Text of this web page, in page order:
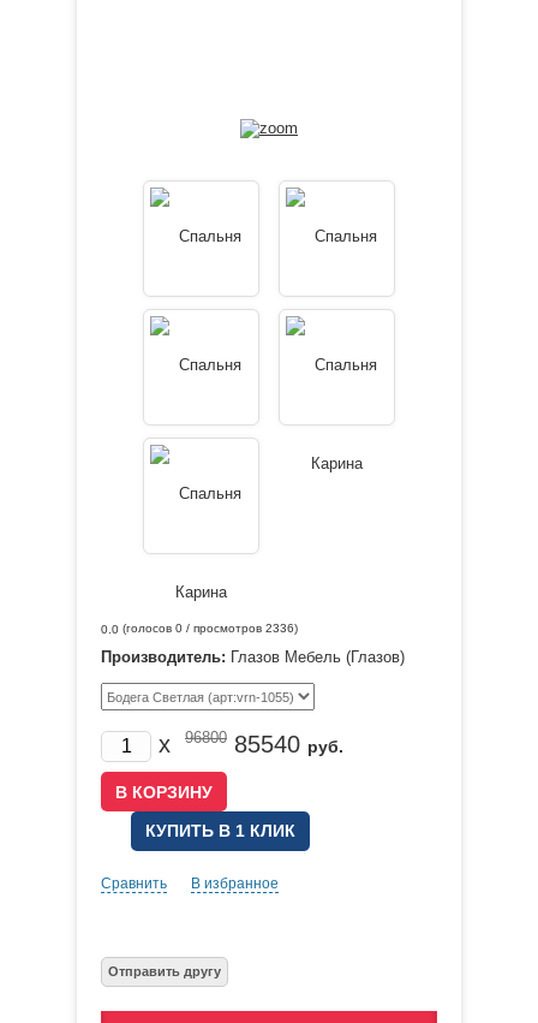
0.0 (голосов 0 / просмотров 2336)
Производитель: Глазов Мебель (Глазов)
x 96800 85540 руб.
КУПИТЬ В 1 КЛИК
Сравнить В избранное